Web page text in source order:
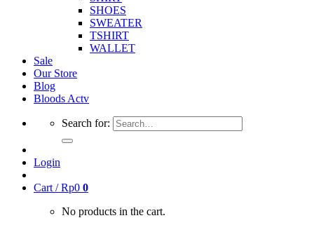
SHOES
SWEATER
TSHIRT
WALLET
Sale
Our Store
Blog
Bloods Actv
Search for:
Login
Cart /Rp0 0
No products in the cart.